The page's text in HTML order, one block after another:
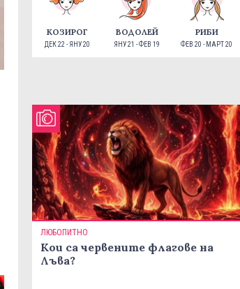
КОЗИРОГ
ДЕК 22 - ЯНУ 20
ВОДОЛЕЙ
ЯНУ 21 - ФЕВ 19
РИБИ
ФЕВ 20 - МАРТ 20
ЛЮБОПИТНО
Кои са червените флагове на
Лъва?